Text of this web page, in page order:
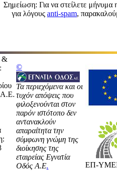
Σημείωση: Για να στείλετε
για λόγους anti-spam,
&
Α.Ε.
©
Τα περιεχόμενα και οι
τυχόν απόψεις που
φιλοξενούνται στον
παρόν ιστότοπο δεν
αντανακλούν
απαραίτητα την
σύμφωνη γνώμη της
διοίκησης της
εταιρείας Εγνατία
Οδός Α.Ε. ΕΠ-